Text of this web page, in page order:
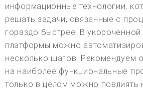
информационные технологии,
решать задачи, связанные с
гораздо быстрее. В укороченной
платформы можно
несколько шагов. Рекомендуем
на наиболее функциональные
только в целом можно повлиять